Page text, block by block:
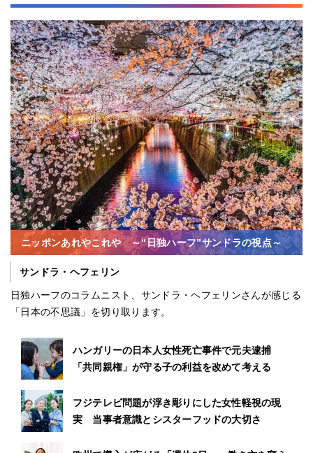
ニッポンあれやこれや ～“日独ハーフ”サンドラの視点～
サンドラ・ヘフェリン
日独ハーフのコラムニスト、サンドラ・ヘフェリンさんが感じる
「日本の不思議」を切り取ります。
ハンガリーの日本人女性死亡事件で元夫逮捕
「共同親権」が守る子の利益を改めて考える
フジテレビ問題が浮き彫りにした女性軽視の現
実 当事者意識とシスターフッドの大切さ